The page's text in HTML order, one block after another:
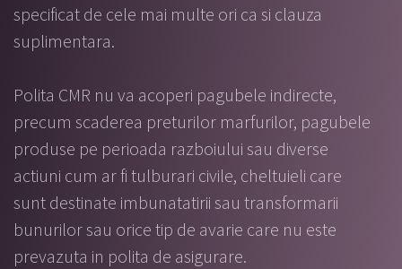
specificat de cele mai multe ori ca si clauza
suplimentara.
Polita CMR nu va acoperi pagubele indirecte,
precum scaderea preturilor marfurilor, pagubele
produse pe perioada razboiului sau diverse
actiuni cum ar fi tulburari civile, cheltuieli care
sunt destinate imbunatatirii sau transformarii
bunurilor sau orice tip de avarie care nu este
prevazuta in polita de asigurare.